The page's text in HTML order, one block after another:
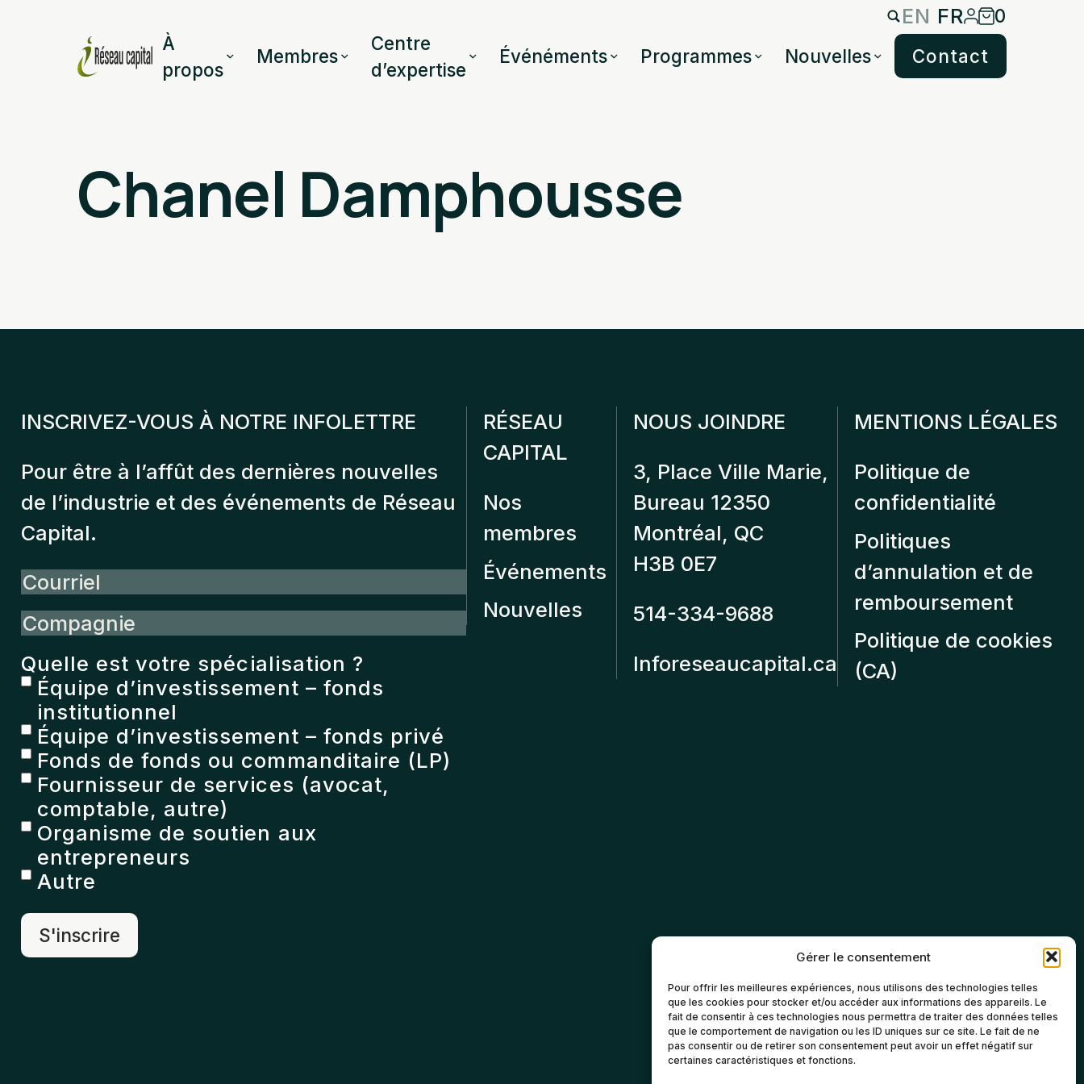
Gérer le consentement
Pour offrir les meilleures expériences, nous utilisons des technologies telles
que les cookies pour stocker et/ou accéder aux informations des appareils. Le
fait de consentir à ces technologies nous permettra de traiter des données telles
que le comportement de navigation ou les ID uniques sur ce site. Le fait de ne
pas consentir ou de retirer son consentement peut avoir un effet négatif sur
certaines caractéristiques et fonctions.
EN FR
0
À
propos
Membres
Centre
d’expertise
Événéments Programmes Nouvelles Contact
Chanel Damphousse
INSCRIVEZ-VOUS À NOTRE INFOLETTRE
Pour être à l’affût des dernières nouvelles
de l’industrie et des événements de Réseau
Capital.
Courriel
Compagnie
Quelle est votre spécialisation ?
Équipe d’investissement – fonds
institutionnel
Équipe d’investissement – fonds privé
Fonds de fonds ou commanditaire (LP)
Fournisseur de services (avocat,
comptable, autre)
Organisme de soutien aux
entrepreneurs
Autre
RÉSEAU
CAPITAL
Nos
membres
Événements
Nouvelles
NOUS JOINDRE
3, Place Ville Marie,
Bureau 12350
Montréal, QC
H3B 0E7
514-334-9688
Inforeseaucapital.ca
MENTIONS LÉGALES
Politique de
confidentialité
Politiques
d’annulation et de
remboursement
Politique de cookies
(CA)